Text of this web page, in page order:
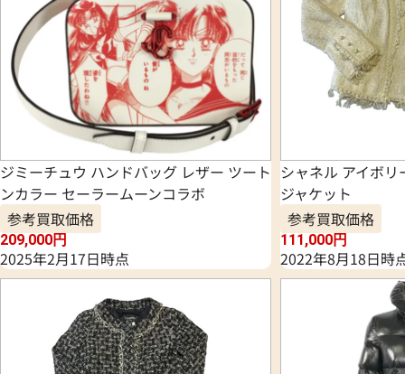
ジミーチュウ ハンドバッグ レザー ツート
ンカラー セーラームーンコラボ
参考買取価格
209,000円
2025年2月17日時点
シャネル アイボ
ジャケット
参考買取価格
111,000円
2022年8月18日時